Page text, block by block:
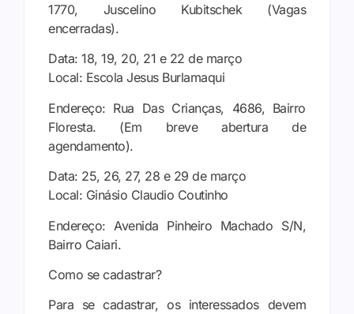
1770, Juscelino Kubitschek (Vagas
encerradas).
Data: 18, 19, 20, 21 e 22 de março
Local: Escola Jesus Burlamaqui
Endereço: Rua Das Crianças, 4686, Bairro
Floresta. (Em breve abertura de
agendamento).
Data: 25, 26, 27, 28 e 29 de março
Local: Ginásio Claudio Coutinho
Endereço: Avenida Pinheiro Machado S/N,
Bairro Caiari.
Como se cadastrar?
Para se cadastrar, os interessados devem